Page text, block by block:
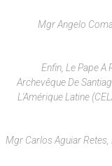
Mgr Angelo
Enfin, Le Pape A
Archevêque De
L'Amérique Latine
Mgr Carlos Aguiar Retes,